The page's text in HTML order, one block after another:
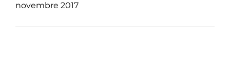
novembre 2017